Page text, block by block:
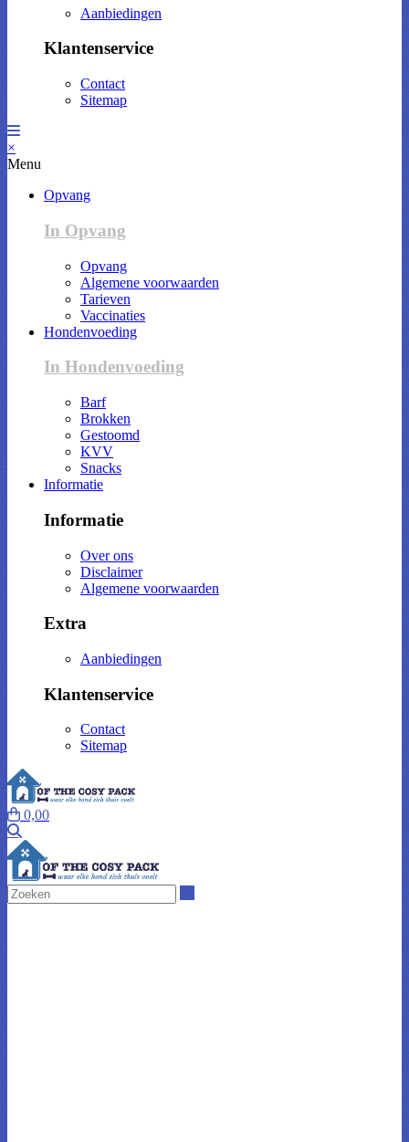
Aanbiedingen
Klantenservice
Contact
Sitemap
×
Menu
Opvang
In Opvang
Opvang
Algemene voorwaarden
Tarieven
Vaccinaties
Hondenvoeding
In Hondenvoeding
Barf
Brokken
Gestoomd
KVV
Snacks
Informatie
Informatie
Over ons
Disclaimer
Algemene voorwaarden
Extra
Aanbiedingen
Klantenservice
Contact
Sitemap
0,00